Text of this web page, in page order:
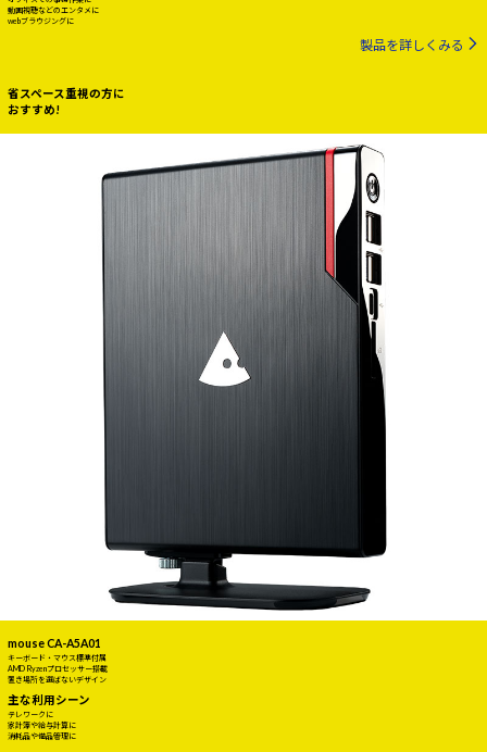
動画視聴などのエンタメに
webブラウジングに
製品を詳しくみる
省スペース重視の方に
おすすめ!
mouse CA-A5A01
キーボード・マウス標準付属
AMD Ryzenプロセッサー搭載
置き場所を選ばないデザイン
主な利用シーン
テレワークに
家計簿や給与計算に
消耗品や備品管理に